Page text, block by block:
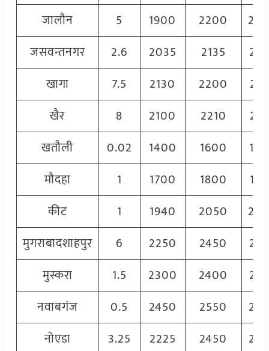
जालौन 5 1900 2200
जसवन्तनगर
2.6 2035 2135
खागा
7.5 2130 2200
खैर
8 2100 2210
खतौली
0.02 1400 1600
मौदहा
1 1700 1800
कीट
1 1940 2050
मुगराबादशाहपुर
6 2250 2450
मुस्करा
1.5 2300 2400
नवाबगंज
0.5 2450 2550
नोएडा
3.25 2225 2450